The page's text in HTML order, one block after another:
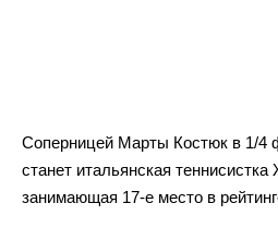
Соперницей Марты Костюк в 1/4
станет итальянская
занимающая 17-е место в